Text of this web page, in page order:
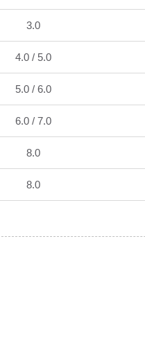
3.0
4.0 / 5.0
5.0 / 6.0
6.0 / 7.0
8.0
8.0